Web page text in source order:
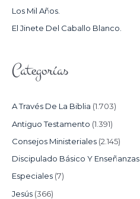
:Los Mil Años.
El Jinete Del Caballo Blanco.
Categorías
A Través De La Biblia (1.703)
Antiguo Testamento (1.391)
Consejos Ministeriales (2.145)
Discipulado Básico Y Enseñanzas
Especiales (7)
Jesús (366)